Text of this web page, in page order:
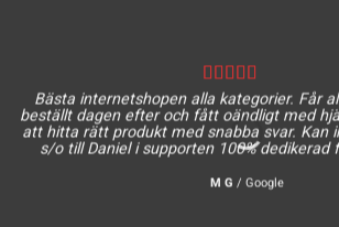
Bästa internetshopen alla kategorier. Får
beställt dagen efter och fått oändligt med
att hitta rätt produkt med snabba svar. Kan
s/o till Daniel i supporten 100% dedikerad
M G / Google